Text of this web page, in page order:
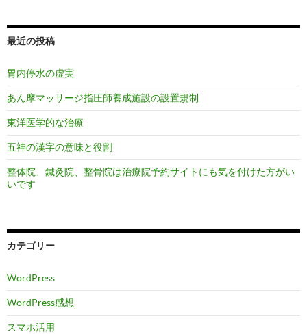
最近の投稿
胃内停水の虚実
あん摩マッサージ指圧師養成施設の設置規制
東洋医学的な治療
五神の漢字の意味と役割
整体院、鍼灸院、整骨院は治療院予約サイトにも気を付けた方がい
いです
カテゴリー
WordPress
WordPress感想
スマホ活用